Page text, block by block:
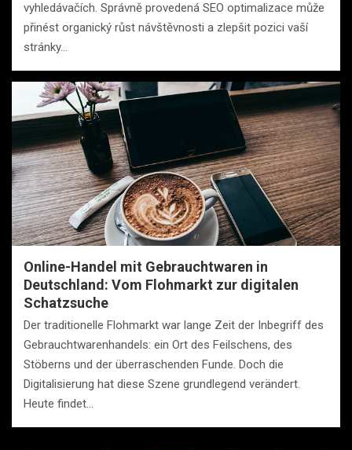
vyhledávačích. Správně provedená SEO optimalizace může
přinést organický růst návštěvnosti a zlepšit pozici vaší
stránky…
Online-Handel mit Gebrauchtwaren in
Deutschland: Vom Flohmarkt zur digitalen
Schatzsuche
Der traditionelle Flohmarkt war lange Zeit der Inbegriff des
Gebrauchtwarenhandels: ein Ort des Feilschens, des
Stöberns und der überraschenden Funde. Doch die
Digitalisierung hat diese Szene grundlegend verändert.
Heute findet…